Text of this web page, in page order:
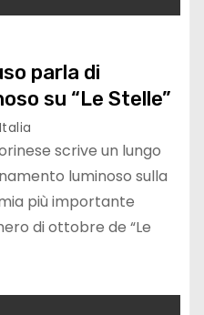
parla di
su “Le Stelle”
scrive un lungo
luminoso sulla
più importante
di ottobre de “Le